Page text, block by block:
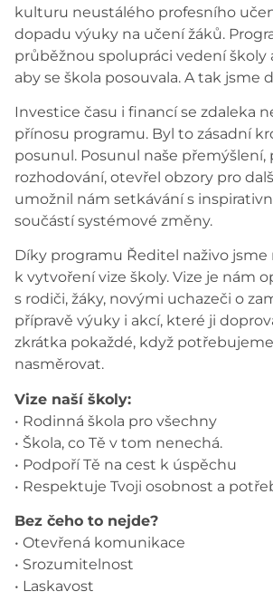
kulturu neustálého profesního
dopadu výuky na učení žáků.
průběžnou spolupráci vedení školy
aby se škola posouvala. A tak jsme
Investice času i financí se zdaleka
přínosu programu. Byl to zásadní
posunul. Posunul naše přemýšlení,
rozhodování, otevřel obzory pro
umožnil nám setkávání s
součástí systémové změny.
Díky programu Ředitel naživo jsme
k vytvoření vize školy. Vize je nám
s rodiči, žáky, novými uchazeči o
přípravě výuky i akcí, které ji
zkrátka pokaždé, když
nasměrovat.
Vize naší školy:
• Rodinná škola pro všechny
• Škola, co Tě v tom nenechá.
• Podpoří Tě na cest k úspěchu
• Respektuje Tvoji osobnost a
Bez čeho to nejde?
• Otevřená komunikace
• Srozumitelnost
• Laskavost